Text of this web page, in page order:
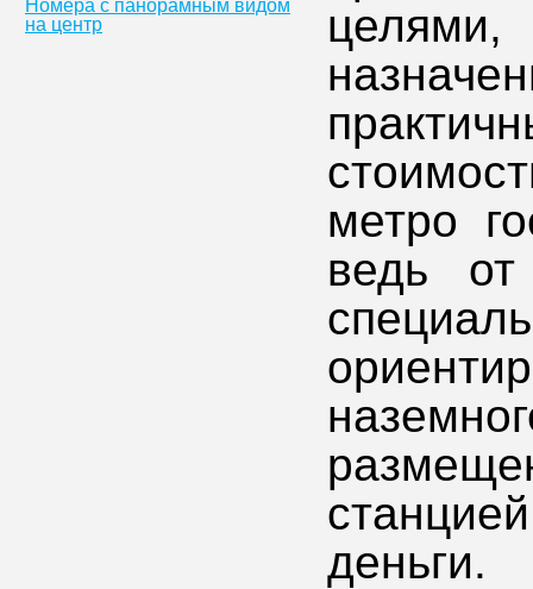
Номера с панорамным видом
на центр
целями,
метро
ведь
деньги.